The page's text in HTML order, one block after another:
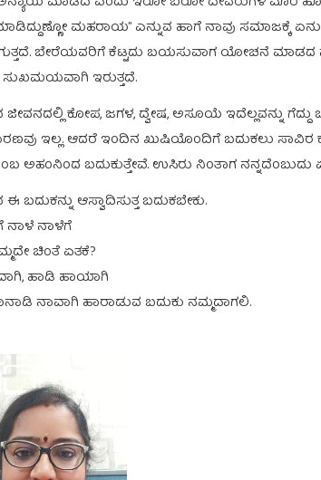
ಮಹರಾಯ” ಎನ್ನುವ ಹಾಗೆ ನಾವು ಸಮಾಜಕ್ಕೆ
ಬೇರೆಯವರಿಗೆ ಕೆಟ್ಟದು ಬಯಸುವಾಗ ಯೋಚನೆ
ಸುಖಮಯವಾಗಿ ಇರುತ್ತದೆ.
ಜೀವನದಲ್ಲಿ ಕೋಪ, ಜಗಳ, ದ್ವೇಷ, ಅಸೂಯೆ ಇದೆಲ್ಲವನ್ನು
ಇಲ್ಲ. ಆದರೆ ಇಂದಿನ ಖುಷಿಯೊಂದಿಗೆ ಬದುಕಲು ಸಾವಿರ
ಅಹಂನಿಂದ ಬದುಕುತ್ತೇವೆ. ಉಸಿರು ನಿಂತಾಗ
ಈ ಬದುಕನ್ನು ಆಸ್ವಾದಿಸುತ್ತ ಬದುಕಬೇಕು.
ನಾಳೆ ನಾಳೆಗೆ
ಚಿಂತೆ ಏತಕೆ?
ಹಾಡಿ ಹಾಯಾಗಿ
ನಾವಾಗಿ ಹಾರಾಡುವ ಬದುಕು ನಮ್ಮದಾಗಲಿ.